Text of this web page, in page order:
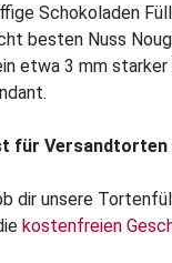
Schokoladen
besten Nuss
etwa 3 mm starker
für
dir unsere
kostenfreien